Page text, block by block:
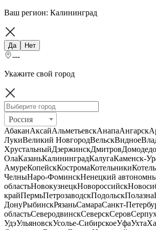
Ваш регион: Калининград
Да Нет
---
Укажите свой город
Россия
АбаканАксайАльметьевскАнапаАнгарск
ЛукиВеликий НовгородВельскВидное
ХрустальныйДзержинскДмитров
ОлаКазаньКалининградКалугаКаменск-
АмуреКопейскКостромаКотельники
ЧелныНаро-ФоминскНенецкий
областьНовокузнецкНовороссийск
крайПермьПетрозаводскПодольскПолазна
ДонуРыбинскРязаньСамараСанкт-
областьСеверодвинскСеверскСеров
УдэУльяновскУсолье-СибирскоеУфаУхта